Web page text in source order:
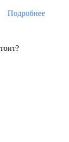
Подробнее